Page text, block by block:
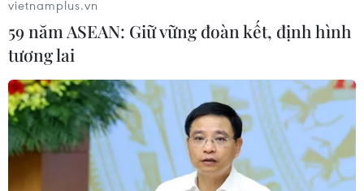
vietnamplus.vn
59 năm ASEAN: Giữ vững đoàn kết, định hình
tương lai